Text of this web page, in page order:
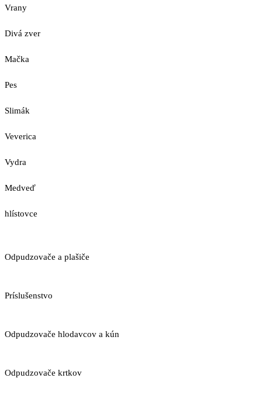
Vrany
Divá zver
Mačka
Pes
Slimák
Veverica
Vydra
Medveď
hlístovce
Odpudzovače a plašiče
Príslušenstvo
Odpudzovače hlodavcov a kún
Odpudzovače krtkov